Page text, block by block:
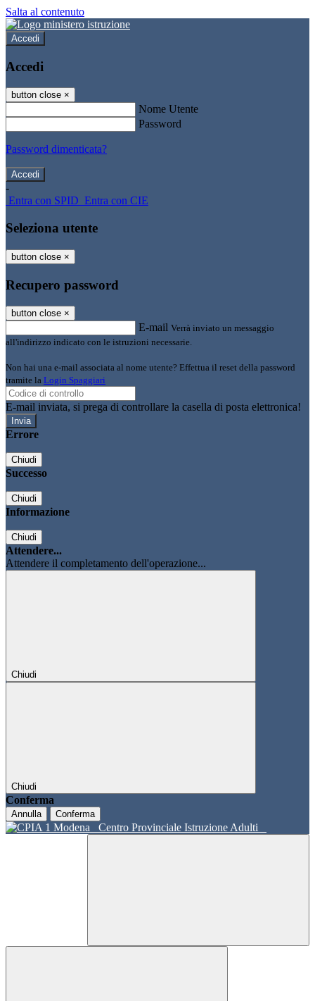
Salta al contenuto
Accedi
Accedi
button close ×
Nome Utente
Password
Password dimenticata?
-
Entra con SPID Entra con CIE
Seleziona utente
button close ×
Recupero password
button close ×
E-mail Verrà inviato un messaggio
all'indirizzo indicato con le istruzioni necessarie.
Non hai una e-mail associata al nome utente? Effettua il reset della password
tramite la Login Spaggiari
E-mail inviata, si prega di controllare la casella di posta elettronica!
Errore
Chiudi
Successo
Chiudi
Informazione
Chiudi
Attendere...
Attendere il completamento dell'operazione...
Chiudi
Chiudi
Conferma
Annulla Conferma
Centro Provinciale Istruzione Adulti